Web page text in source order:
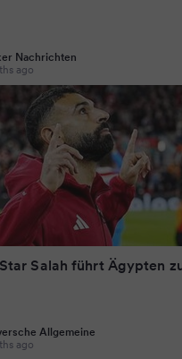
Nachrichten
ago
Salah führt Ägypten
Allgemeine
ago